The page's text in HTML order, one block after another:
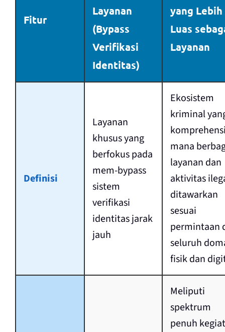
Fitur
Layanan
(Bypass
Verifikasi
Identitas)
yang Lebih
Luas
Layanan
Definisi
Layanan
khusus yang
berfokus pada
mem-bypass
sistem
verifikasi
identitas jarak
jauh
Ekosistem
kriminal
mana
layanan dan
aktivitas
ditawarkan
sesuai
permintaan
seluruh
fisik dan
Meliputi
spektrum
penuh